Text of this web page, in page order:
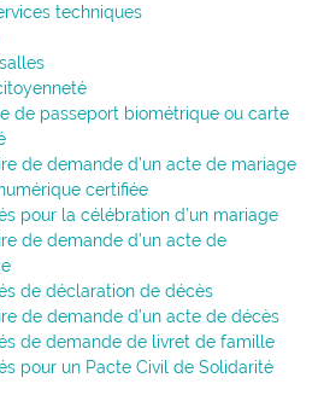
techniques
de passeport biométrique ou carte
de demande d’un acte de mariage
certifiée
pour la célébration d’un mariage
de demande d’un acte de
de déclaration de décès
de demande d’un acte de décès
de demande de livret de famille
pour un Pacte Civil de Solidarité